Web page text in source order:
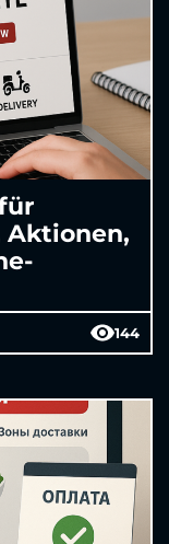
Aktionen,
144